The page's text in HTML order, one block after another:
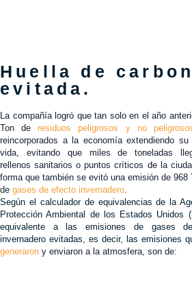
Huella de
evitada.
La compañía logró que tan solo en el año
Ton deresiduos peligrosos y no
reincorporados a la economía extendiendo
vida, evitando que miles de toneladas
rellenos sanitarios o puntos críticos de la
forma que también se evitó una emisión de 968
de gases de efecto invernadero
Según el calculador de equivalencias de la
Protección Ambiental de los Estados Unidos
equivalente a las emisiones de gases
invernadero evitadas, es decir, las emisiones
generaron y enviaron a la atmosfera, son de: